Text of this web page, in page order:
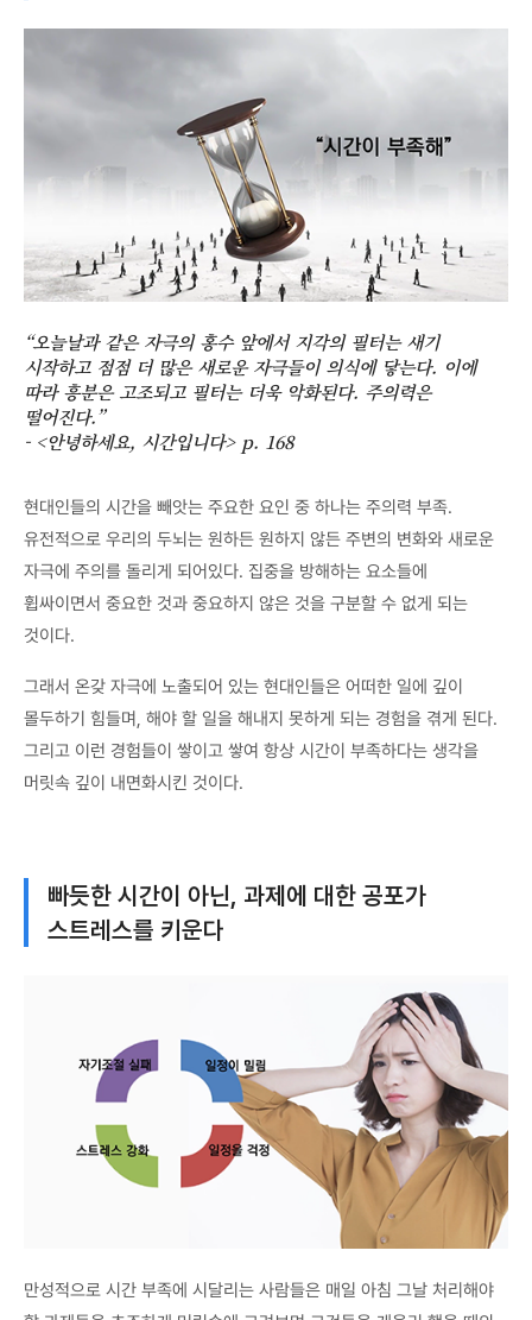
“오늘날과 같은 자극의 홍수 앞에서 지각의 필터는 새기
시작하고 점점 더 많은 새로운 자극들이 의식에 닿는다. 이에
따라 흥분은 고조되고 필터는 더욱 악화된다. 주의력은
떨어진다.”
- <안녕하세요, 시간입니다> p. 168
현대인들의 시간을 빼앗는 주요한 요인 중 하나는 주의력 부족.
유전적으로 우리의 두뇌는 원하든 원하지 않든 주변의 변화와 새로운
자극에 주의를 돌리게 되어있다. 집중을 방해하는 요소들에
휩싸이면서 중요한 것과 중요하지 않은 것을 구분할 수 없게 되는
것이다.
그래서 온갖 자극에 노출되어 있는 현대인들은 어떠한 일에 깊이
몰두하기 힘들며, 해야 할 일을 해내지 못하게 되는 경험을 겪게 된다.
그리고 이런 경험들이 쌓이고 쌓여 항상 시간이 부족하다는 생각을
머릿속 깊이 내면화시킨 것이다.
빠듯한 시간이 아닌, 과제에 대한 공포가
스트레스를 키운다
만성적으로 시간 부족에 시달리는 사람들은 매일 아침 그날 처리해야